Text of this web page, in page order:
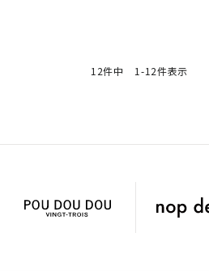
12件中 1 -12件表示